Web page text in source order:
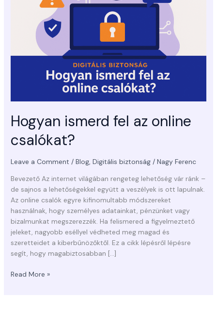
Hogyan ismerd fel az online
csalókat?
Leave a Comment / Blog, Digitális biztonság/ Nagy Ferenc
Bevezető Az internet világában rengeteg lehetőség vár ránk –
de sajnos a lehetőségekkel együtt a veszélyek is ott lapulnak.
Az online csalók egyre kifinomultabb módszereket
használnak, hogy személyes adatainkat, pénzünket vagy
bizalmunkat megszerezzék. Ha felismered a figyelmeztető
jeleket, nagyobb eséllyel védheted meg magad és
szeretteidet a kiberbűnözőktől. Ez a cikk lépésről lépésre
segít, hogy magabiztosabban […]
csalókat?
Read More »